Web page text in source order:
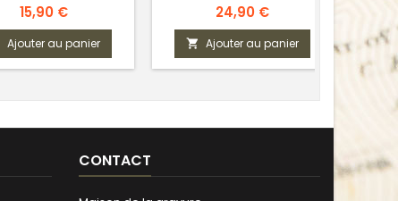
Prix
15,90 €
Ajouter au panier
Prix
24,90 €
 Ajouter au panier 
CONTACT